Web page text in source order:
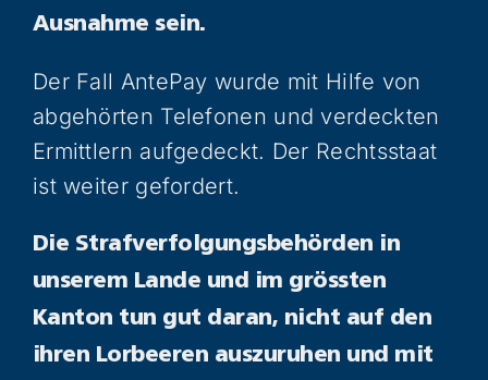
Ausnahme sein.
Der Fall AntePay wurde mit Hilfe von
abgehörten Telefonen und verdeckten
Ermittlern aufgedeckt. Der Rechtsstaat
ist weiter gefordert.
Die Strafverfolgungsbehörden in
unserem Lande und im grössten
Kanton tun gut daran, nicht auf den
ihren Lorbeeren auszuruhen und mit